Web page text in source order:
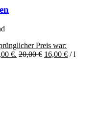
Preis war:
€. 20,00€ 16,00 € /l